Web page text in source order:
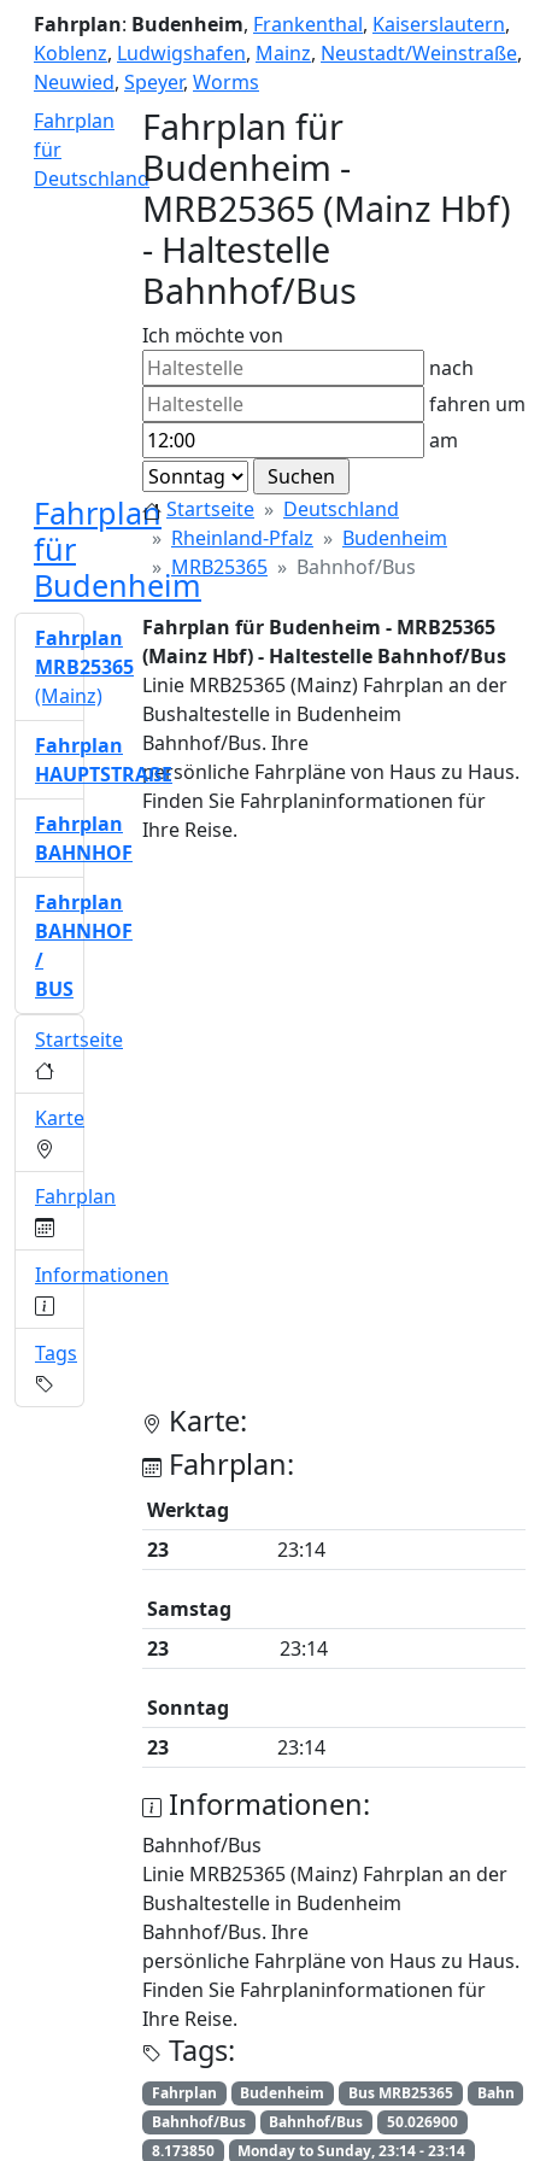
Fahrplan: Budenheim, Frankenthal, Kaiserslautern,
Koblenz, Ludwigshafen, Mainz, Neustadt/Weinstraße,
Neuwied, Speyer, Worms
Fahrplan
für
Deutschland
Fahrplan für
Budenheim -
MRB25365 (Mainz Hbf)
- Haltestelle
Bahnhof/Bus
Ich möchte von
nach
fahren um
am
Fahrplan
für
Budenheim
Startseite
Deutschland
Rheinland-Pfalz
Budenheim
MRB25365
Bahnhof/Bus
Fahrplan für Budenheim - MRB25365
(Mainz Hbf) - Haltestelle Bahnhof/Bus
Linie MRB25365 (Mainz) Fahrplan an der
Bushaltestelle in Budenheim
Bahnhof/Bus. Ihre
persönliche Fahrpläne von Haus zu Haus.
Finden Sie Fahrplaninformationen für
Ihre Reise.
Karte:
Fahrplan:
Werktag
23
23:14
Samstag
23
23:14
Sonntag
23
23:14
Informationen:
Bahnhof/Bus
Linie MRB25365 (Mainz) Fahrplan an der
Bushaltestelle in Budenheim
Bahnhof/Bus. Ihre
persönliche Fahrpläne von Haus zu Haus.
Finden Sie Fahrplaninformationen für
Ihre Reise.
Tags:
Fahrplan Budenheim Bus MRB25365
Bahn
Bahnhof/Bus
Bahnhof/Bus
50.026900
8.173850
Monday to Sunday, 23:14 - 23:14
Fahrplan
MRB25365
(Mainz)
Fahrplan
HAUPTSTRAßE
Fahrplan
BAHNHOF
Fahrplan
BAHNHOF
/
BUS
Startseite
Karte
Fahrplan
Informationen
Tags